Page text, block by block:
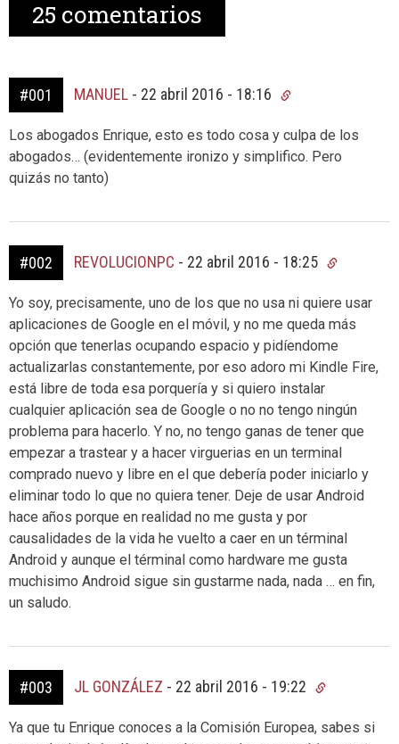
25 comentarios
#001 MANUEL - 22 abril 2016 - 18:16
Los abogados Enrique, esto es todo cosa y culpa de los
abogados… (evidentemente ironizo y simplifico. Pero
quizás no tanto)
#002 REVOLUCIONPC - 22 abril 2016 - 18:25
Yo soy, precisamente, uno de los que no usa ni quiere usar
aplicaciones de Google en el móvil, y no me queda más
opción que tenerlas ocupando espacio y pidíendome
actualizarlas constantemente, por eso adoro mi Kindle Fire,
está libre de toda esa porquería y si quiero instalar
cualquier aplicación sea de Google o no no tengo ningún
problema para hacerlo. Y no, no tengo ganas de tener que
empezar a trastear y a hacer virguerias en un terminal
comprado nuevo y libre en el que debería poder iniciarlo y
eliminar todo lo que no quiera tener. Deje de usar Android
hace años porque en realidad no me gusta y por
causalidades de la vida he vuelto a caer en un términal
Android y aunque el términal como hardware me gusta
muchisimo Android sigue sin gustarme nada, nada … en fin,
un saludo.
#003 JL GONZÁLEZ - 22 abril 2016 - 19:22
Ya que tu Enrique conoces a la Comisión Europea, sabes si